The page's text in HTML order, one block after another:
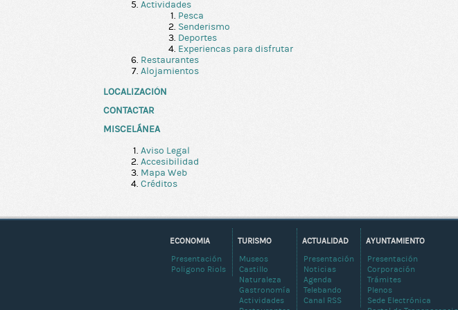
Actividades
Pesca
Senderismo
Deportes
Experiencas para disfrutar
Restaurantes
Alojamientos
LOCALIZACIÓN
CONTACTAR
MISCELÁNEA
Aviso Legal
Accesibilidad
Mapa Web
Créditos
AYUNTAMIENTO
Presentación
Corporación
Trámites
Plenos
Sede Electrónica
ACTUALIDAD
Presentación
Noticias
Agenda
Telebando
Canal RSS
TURISMO
Museos
Castillo
Naturaleza
Gastronomía
Actividades
ECONOMIA
Presentación
Poligono Riols